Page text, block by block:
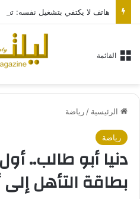
القائمة
الرئيسية /رياضة
رياضة
دنيا أبو طالب..
بطاقة التأهل إلى